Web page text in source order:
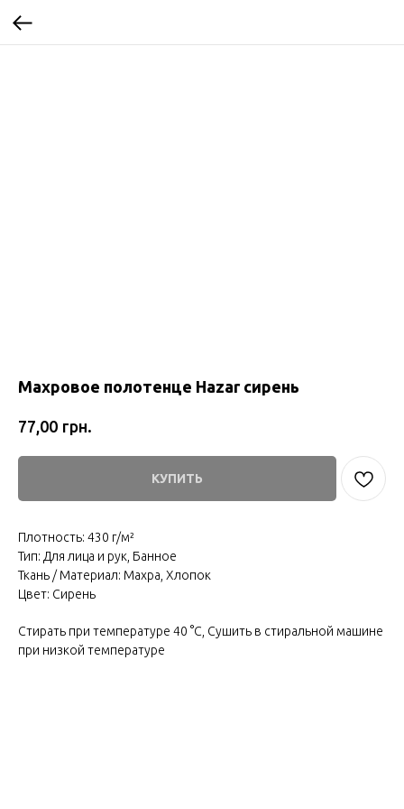
Махровое полотенце Hazar сирень
77,00 грн.
КУПИТЬ
Стирать при температуре 40 °С, Сушить в стиральной машине
при низкой температуре
Плотность: 430 г/м²
Тип: Для лица и рук, Банное
Ткань / Материал: Махра, Хлопок
Цвет: Сирень